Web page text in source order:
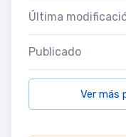
Última
Publicado
Ver más